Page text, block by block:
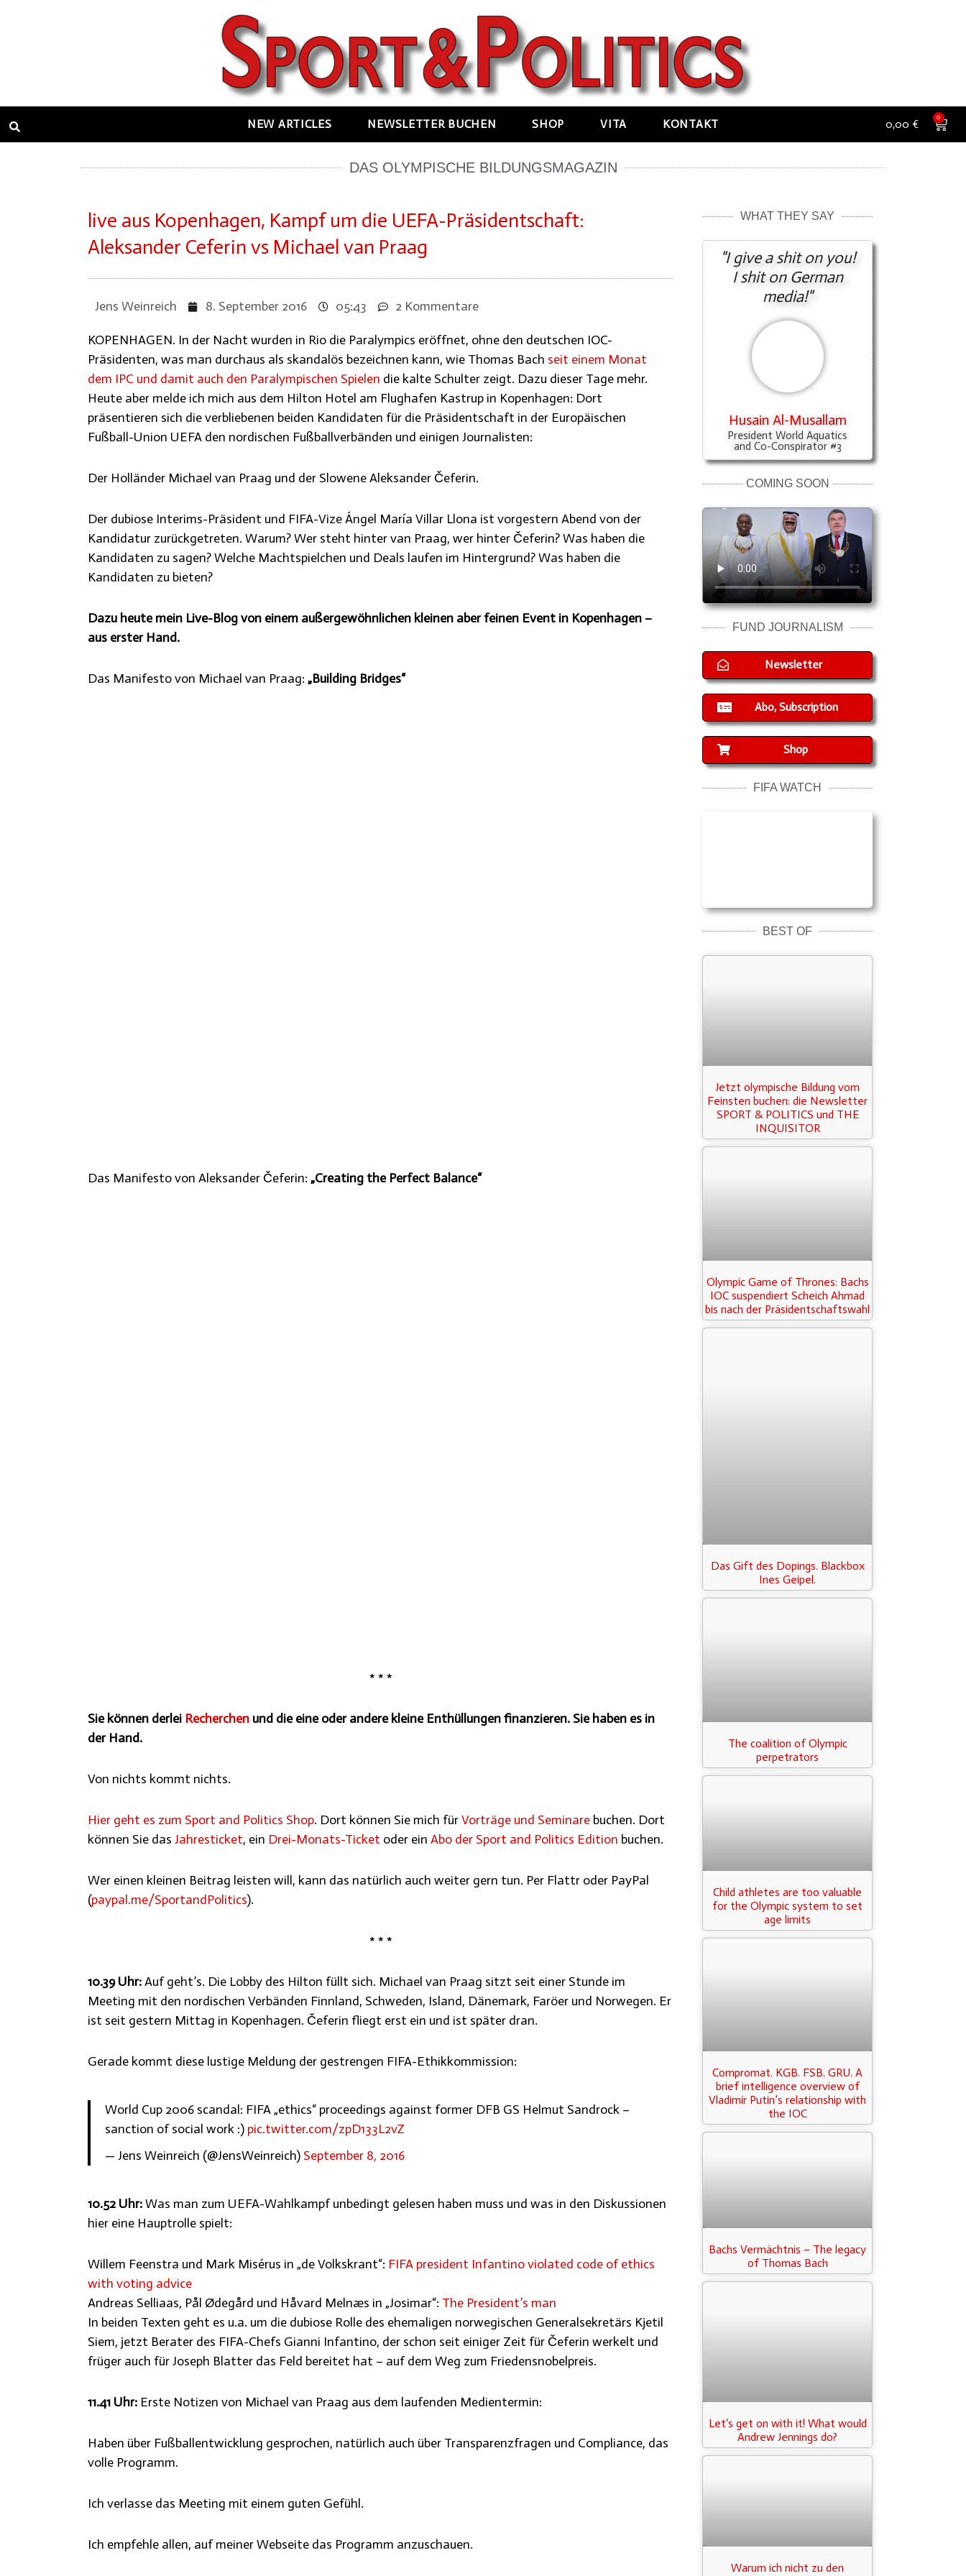
NEW ARTICLES NEWSLETTER BUCHEN SHOP VITA KONTAKT 0,00 € 0
DAS OLYMPISCHE BILDUNGSMAGAZIN
live aus Kopenhagen, Kampf um die UEFA-Präsidentschaft:
Aleksander Ceferin vs Michael van Praag
Jens Weinreich 8. September 2016 05:43 2 Kommentare
KOPENHAGEN. In der Nacht wurden in Rio die Paralympics eröffnet, ohne den deutschen IOC-
Präsidenten, was man durchaus als skandalös bezeichnen kann, wie Thomas Bach seit einem Monat
dem IPC und damit auch den Paralympischen Spielen die kalte Schulter zeigt. Dazu dieser Tage mehr.
Heute aber melde ich mich aus dem Hilton Hotel am Flughafen Kastrup in Kopenhagen: Dort
präsentieren sich die verbliebenen beiden Kandidaten für die Präsidentschaft in der Europäischen
Fußball-Union UEFA den nordischen Fußballverbänden und einigen Journalisten:
Der Holländer Michael van Praag und der Slowene Aleksander Čeferin.
Der dubiose Interims-Präsident und FIFA-Vize Ángel María Villar Llona ist vorgestern Abend von der
Kandidatur zurückgetreten. Warum? Wer steht hinter van Praag, wer hinter Čeferin? Was haben die
Kandidaten zu sagen? Welche Machtspielchen und Deals laufen im Hintergrund? Was haben die
Kandidaten zu bieten?
Dazu heute mein Live-Blog von einem außergewöhnlichen kleinen aber feinen Event in Kopenhagen –
aus erster Hand.
Das Manifesto von Michael van Praag: „Building Bridges“
Das Manifesto von Aleksander Čeferin: „Creating the Perfect Balance“
* * *
Sie können derlei Recherchen und die eine oder andere kleine Enthüllungen finanzieren. Sie haben es in
der Hand.
Von nichts kommt nichts.
Hier geht es zum Sport and Politics Shop. Dort können Sie mich fürVorträge und Seminare buchen. Dort
können Sie das Jahresticket, ein Drei-Monats-Ticket oder ein Abo der Sport and Politics Edition buchen.
Wer einen kleinen Beitrag leisten will, kann das natürlich auch weiter gern tun. Per Flattr oder PayPal
(paypal.me/SportandPolitics).
* * *
10.39 Uhr:Auf geht’s. Die Lobby des Hilton füllt sich. Michael van Praag sitzt seit einer Stunde im
Meeting mit den nordischen Verbänden Finnland, Schweden, Island, Dänemark, Faröer und Norwegen. Er
ist seit gestern Mittag in Kopenhagen. Čeferin fliegt erst ein und ist später dran.
Gerade kommt diese lustige Meldung der gestrengen FIFA-Ethikkommission:
World Cup 2006 scandal: FIFA „ethics“ proceedings against former DFB GS Helmut Sandrock –
sanction of social work :) pic.twitter.com/zpD133L2vZ
— Jens Weinreich (@JensWeinreich) September 8, 2016
10.52 Uhr:Was man zum UEFA-Wahlkampf unbedingt gelesen haben muss und was in den Diskussionen
hier eine Hauptrolle spielt:
Willem Feenstra und Mark Misérus in „de Volkskrant“: FIFA president Infantino violated code of ethics
with voting advice
Andreas Selliaas, Pål Ødegård und Håvard Melnæs in „Josimar“: The President’s man
In beiden Texten geht es u.a. um die dubiose Rolle des ehemaligen norwegischen Generalsekretärs Kjetil
Siem, jetzt Berater des FIFA-Chefs Gianni Infantino, der schon seit einiger Zeit für Čeferin werkelt und
früger auch für Joseph Blatter das Feld bereitet hat – auf dem Weg zum Friedensnobelpreis.
11.41 Uhr: Erste Notizen von Michael van Praag aus dem laufenden Medientermin:
Haben über Fußballentwicklung gesprochen, natürlich auch über Transparenzfragen und Compliance, das
volle Programm.
Ich verlasse das Meeting mit einem guten Gefühl.
Ich empfehle allen, auf meiner Webseite das Programm anzuschauen.
WHAT THEY SAY
"I give a shit on you!
I shit on German
media!"
Husain Al-Musallam
President World Aquatics
and Co-Conspirator #3
COMING SOON
FUND JOURNALISM
Newsletter
Abo, Subscription
Shop
FIFA WATCH
BEST OF
Jetzt olympische Bildung vom
Feinsten buchen: die Newsletter
SPORT & POLITICS und THE
INQUISITOR
Olympic Game of Thrones: Bachs
IOC suspendiert Scheich Ahmad
bis nach der Präsidentschaftswahl
Das Gift des Dopings. Blackbox
Ines Geipel.
The coalition of Olympic
perpetrators
Child athletes are too valuable
for the Olympic system to set
age limits
Compromat. KGB. FSB. GRU. A
brief intelligence overview of
Vladimir Putin’s relationship with
the IOC
Bachs Vermächtnis – The legacy
of Thomas Bach
Let‘s get on with it! What would
Andrew Jennings do?
Warum ich nicht zu den